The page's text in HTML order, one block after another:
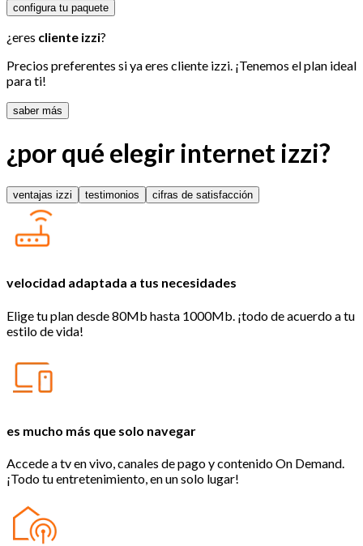
configura tu paquete
¿eres cliente izzi?
Precios preferentes si ya eres cliente izzi. ¡Tenemos el plan ideal
para ti!
saber más
¿por qué elegir internet izzi?
ventajas izzi testimonios cifras de satisfacción
velocidad adaptada a tus necesidades
Elige tu plan desde 80Mb hasta 1000Mb. ¡todo de acuerdo a tu
estilo de vida!
es mucho más que solo navegar
Accede a tv en vivo, canales de pago y contenido On Demand.
¡Todo tu entretenimiento, en un solo lugar!